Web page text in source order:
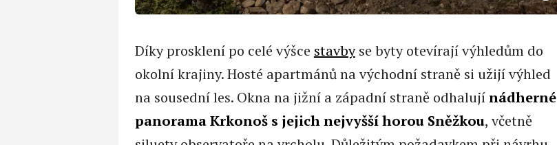
Díky prosklení po celé výšce stavbyse byty otevírají výhledům do
okolní krajiny. Hosté apartmánů na východní straně si užijí výhled
na sousední les. Okna na jižní a západní straně odhalujínádherné
panorama Krkonoš s jejich nejvyšší horou Sněžkou, včetně